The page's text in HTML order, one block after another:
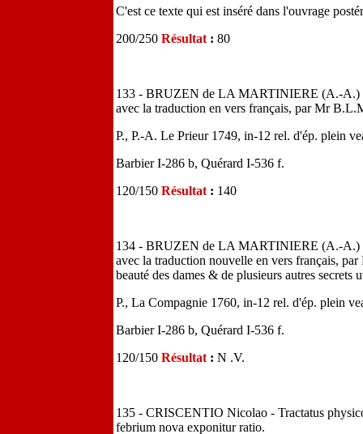
C'est ce texte qui est inséré dans l'ouvrage
200/250 Résultat : 80
133 - BRUZEN de LA MARTINIERE (A.-A.) -
avec la traduction en vers français, par Mr
P., P.-A. Le Prieur 1749, in-12 rel. d'ép. plein
Barbier I-286 b, Quérard I-536 f.
120/150 Résultat : 140
134 - BRUZEN de LA MARTINIERE (A.-A.) -
avec la traduction nouvelle en vers français,
beauté des dames & de plusieurs autres secrets
P., La Compagnie 1760, in-12 rel. d'ép. plein
Barbier I-286 b, Quérard I-536 f.
120/150 Résultat : N .V.
135 - CRISCENTIO Nicolao - Tractatus
febrium nova exponitur ratio.